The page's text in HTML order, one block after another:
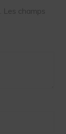
Les champs